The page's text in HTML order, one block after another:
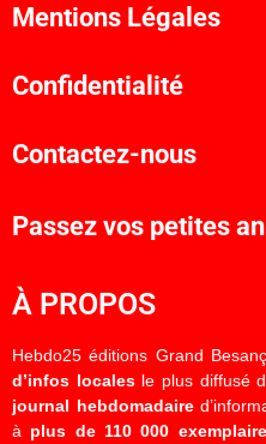
Mentions Légales
Confidentialité
Contactez-nous
Passez vos petites
À PROPOS
Hebdo25 éditions Grand
d’infos localesle plus diffusé
journal hebdomadaire
à plus de 110 000